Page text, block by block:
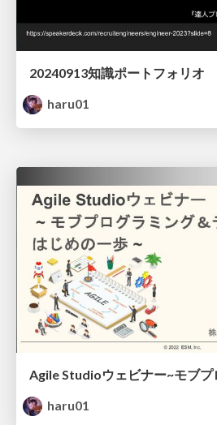
20240913知識ポートフォリオ
haru01
haru01